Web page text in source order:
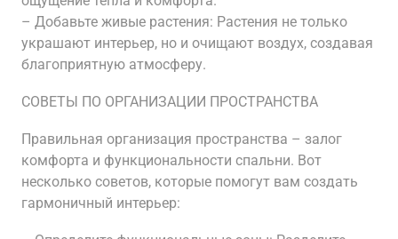
– Добавьте живые растения: Растения не только
украшают интерьер, но и очищают воздух, создавая
благоприятную атмосферу.
СОВЕТЫ ПО ОРГАНИЗАЦИИ ПРОСТРАНСТВА
Правильная организация пространства – залог
комфорта и функциональности спальни. Вот
несколько советов, которые помогут вам создать
гармоничный интерьер: